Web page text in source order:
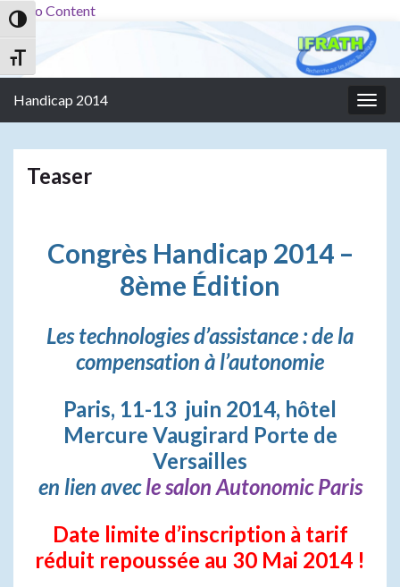
Skip to Content
Passer en contraste élevé
Changer la taille de la police
Handicap 2014
Teaser
Congrès Handicap 2014 –
8ème Édition
Les technologies d’assistance : de la
compensation à l’autonomie
Paris, 11-13 juin 2014, hôtel
Mercure Vaugirard Porte de
Versailles
en lien avecle salon Autonomic Paris
Date limite d’inscription à tarif
réduit repoussée au 30 Mai 2014 !